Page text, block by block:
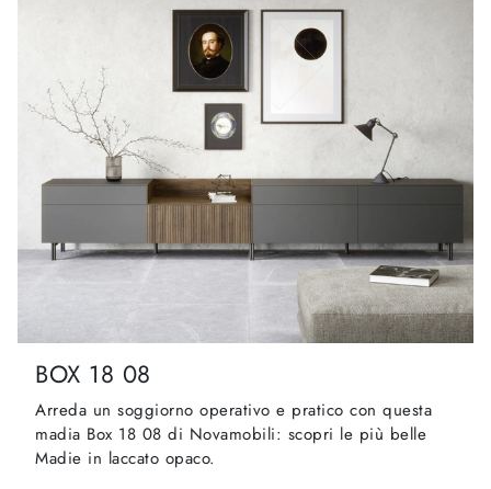
BOX 18 08
Arreda un soggiorno operativo e pratico con questa
madia Box 18 08 di Novamobili: scopri le più belle
Madie in laccato opaco.